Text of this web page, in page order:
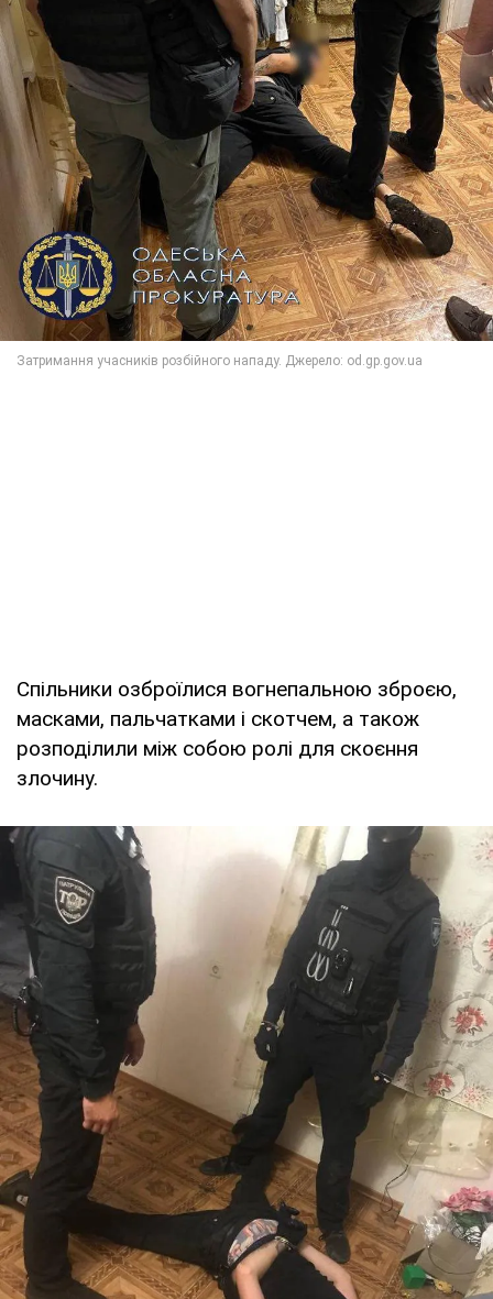
Спільники озброїлися вогнепальною зброєю,
масками, пальчатками і скотчем, а також
розподілили між собою ролі для скоєння
злочину.